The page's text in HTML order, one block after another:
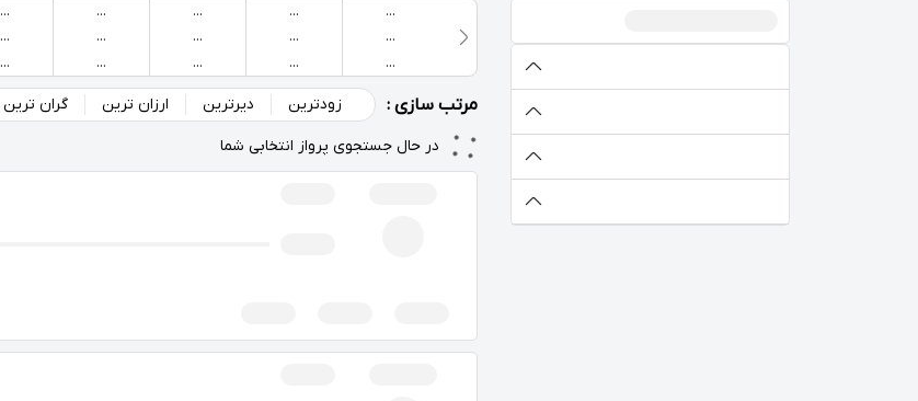
...
...
...
...
...
...
...
...
...
...
...
...
...
...
...
مرتب سازی : زودترین دیرترین ارزان ترین
گران ترین
در حال جستجوی پرواز انتخابی شما